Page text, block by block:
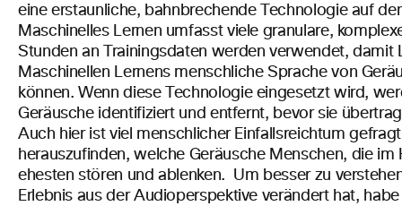
eine erstaunliche, bahnbrechende Technologie auf
Maschinelles Lernen umfasst viele granulare,
Stunden an Trainingsdaten werden verwendet, damit
Maschinellen Lernens menschliche Sprache von
können. Wenn diese Technologie eingesetzt wird,
Geräusche identifiziert und entfernt, bevor sie
Auch hier ist viel menschlicher Einfallsreichtum
herauszufinden, welche Geräusche Menschen, die
ehesten stören und ablenken.
Um besser zu
Erlebnis aus der Audioperspektive verändert hat,